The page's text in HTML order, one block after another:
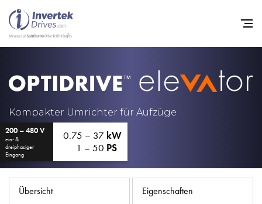
Kompakter Umrichter für Aufzüge
200 – 480 V
ein- &
dreiphasiger
Eingang
0.75 – 37 kW
1 – 50 PS
Übersicht Eigenschaften
Startseite
Karriere